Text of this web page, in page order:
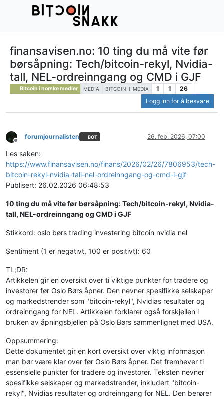
finansavisen.no: 10 ting du må vite før
børsåpning: Tech/bitcoin-rekyl, Nvidia-
tall, NEL-ordreinngang og CMD i GJF
Bitcoin i norske medier MEDIA BITCOIN-I-MEDIA 1 1
26
Logg inn for å besvare
Frakoblet
forumjournalisten BOT 26. feb. 2026, 07:00
Les saken:
https://www.finansavisen.no/finans/2026/02/26/7806953/tech-
bitcoin-rekyl-nvidia-tall-nel-ordreinngang-og-cmd-i-gjf
Publisert: 26.02.2026 06:48:53
10 ting du må vite før børsåpning: Tech/bitcoin-rekyl, Nvidia-
tall, NEL-ordreinngang og CMD i GJF
Stikkord: oslo børs trading investering bitcoin nvidia nel
Sentiment (1 er negativt, 100 er positivt): 60
TL;DR:
Artikkelen gir en oversikt over ti viktige punkter for tradere og
investorer før Oslo Børs åpner. Den nevner spesifikke selskaper
og markedstrender som "bitcoin-rekyl", Nvidias resultater og
ordreinngang for NEL. Artikkelen forklarer også forskjellen i
bruken av åpningsbjellen på Oslo Børs sammenlignet med USA.
Oppsummering:
Dette dokumentet gir en kort oversikt over viktig informasjon
man bør være klar over før Oslo Børs åpner. Det fremhever ti
essensielle punkter for tradere og investorer. Teksten nevner
spesifikke selskaper og markedstrender, inkludert "bitcoin-
rekyl", Nvidias resultater og ordreinngang for NEL. Den berører